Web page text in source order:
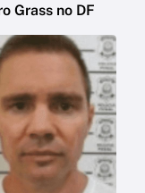
Grass no DF